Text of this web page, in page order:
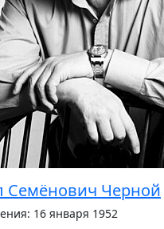
Семёнович Черной
16 января 1952